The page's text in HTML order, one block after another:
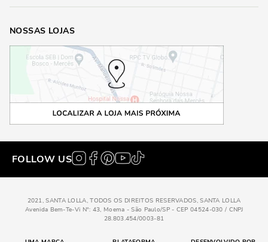
NOSSAS LOJAS
FOLLOW US
2021, SANTA LOLLA, TODOS OS DIREITOS RESERVADOS, SANTA LOLLA
Avenida Bem-Te-Vi N°: 43, Moema - São Paulo/SP - CEP 04524-030 / CNPJ
28.803.454/0003-81